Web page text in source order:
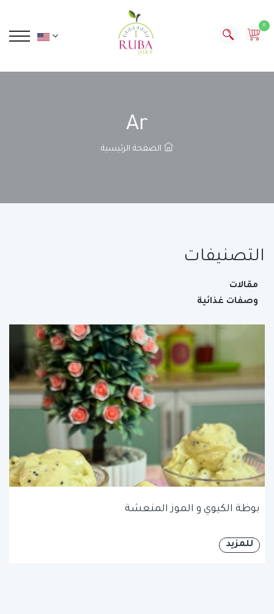
0
Ar
الصفحة الرئيسية
التصنيفات
مقالات
وصفات غذائية
بوظة الكيوي و الموز المنعشة
للمزيد